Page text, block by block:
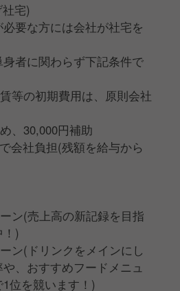
宅)
要な方には会社が社宅を
者に関わらず下記条件で
等の初期費用は、原則会社
、30,000円補助
会社負担(残額を給与から
ン(売上高の新記録を目指
)
ン(ドリンクをメインにし
、おすすめフードメニュ
位を競います！)